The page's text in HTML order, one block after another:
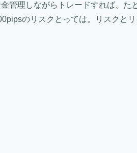
管理しながらトレードすれば、た
のリスクとっては。リスクと